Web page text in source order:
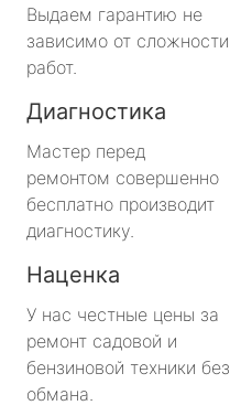
Выдаем гарантию не
зависимо от сложности
работ.
Диагностика
Мастер перед
ремонтом совершенно
бесплатно производит
диагностику.
Наценка
У нас честные цены за
ремонт садовой и
бензиновой техники без
обмана.